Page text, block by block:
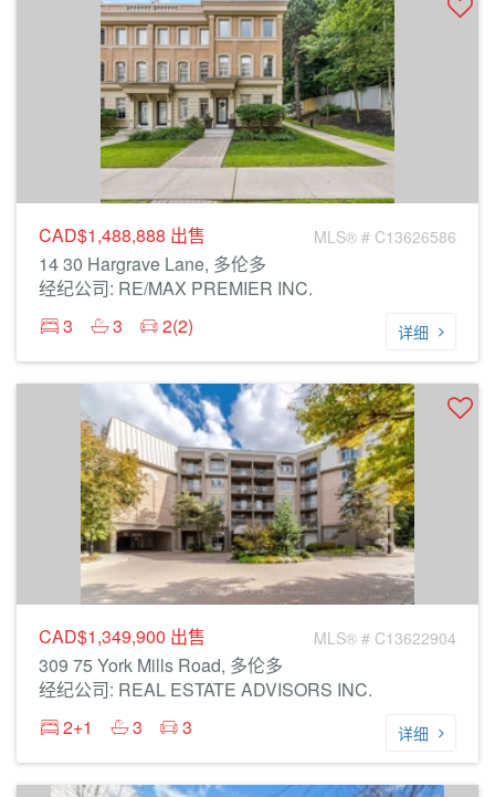
CAD$1,488,888 出售 MLS® # C13626586
14 30 Hargrave Lane, 多伦多
经纪公司: RE/MAX PREMIER INC.
3
3 2(2) 详细
CAD$1,349,900 出售 MLS® # C13622904
309 75 York Mills Road, 多伦多
经纪公司: REAL ESTATE ADVISORS INC.
2+1
3 3 详细